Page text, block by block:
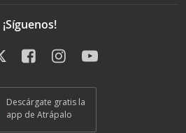
¡Síguenos!
Descárgate gratis la
app de Atrápalo